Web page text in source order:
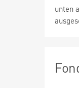
unten